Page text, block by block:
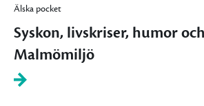
Älska pocket
Syskon, livskriser, humor
Malmömiljö